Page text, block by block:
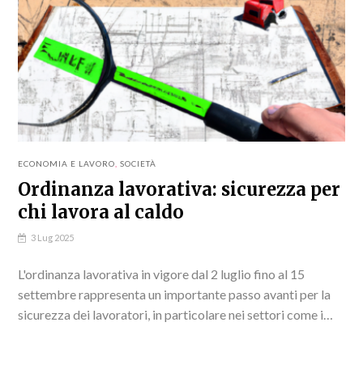
ECONOMIA E LAVORO ,SOCIETÀ
Ordinanza lavorativa: sicurezza per
chi lavora al caldo
3 Lug 2025
L'ordinanza lavorativa in vigore dal 2 luglio fino al 15
settembre rappresenta un importante passo avanti per la
sicurezza dei lavoratori, in particolare nei settori come i